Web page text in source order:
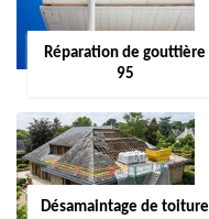
Réparation de gouttière
95
Désamaintage de toiture